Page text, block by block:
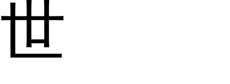
世